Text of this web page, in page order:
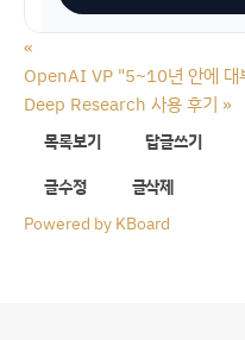
«
OpenAI VP "5~10년 안에 대
Deep Research 사용 후기 »
목록보기
답글쓰기
글수정
글삭제
Powered by KBoard